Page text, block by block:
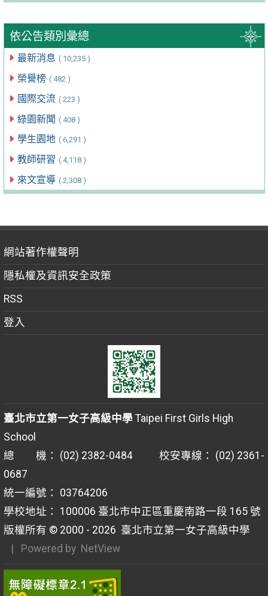
依公告類別彙總
最新消息 ( 10,235 )
榮譽榜 ( 482 )
國際交流 ( 223 )
綠園新聞 ( 408 )
學生園地 ( 6,291 )
教師研習 ( 4,118 )
來文宣導 ( 2,308 )
網站著作權聲明
隱私權及資訊安全政策
RSS
登入
臺北市立第一女子高級中學Taipei First Girls High
School
總 機： (02) 2382-0484 校安專線： (02) 2361-
0687
統一編號： 03764206
學校地址： 100006 臺北市中正區重慶南路一段 165 號
版權所有 © 2000 - 2026 臺北市立第一女子高級中學
| Powered by NetView